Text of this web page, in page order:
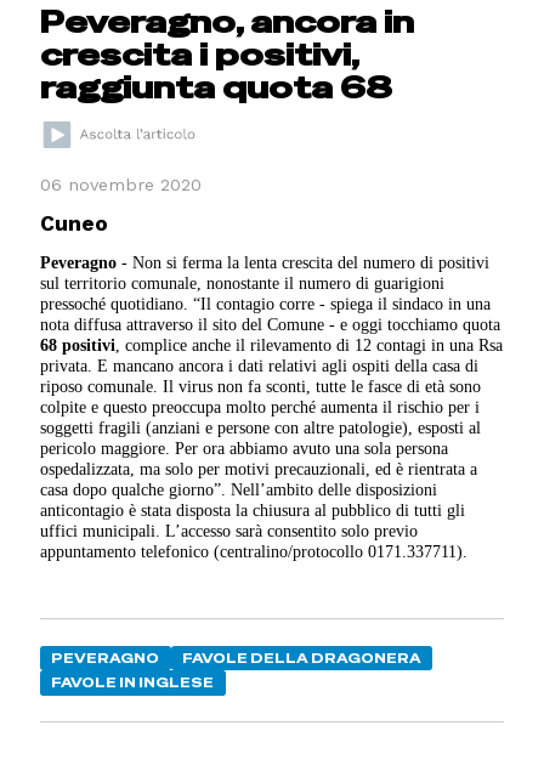
Peveragno, ancora in
crescita i positivi,
raggiunta quota 68
06 novembre 2020
Cuneo
Peveragno - Non si ferma la lenta crescita del numero di positivi
sul territorio comunale, nonostante il numero di guarigioni
pressoché quotidiano. “Il contagio corre - spiega il sindaco in una
nota diffusa attraverso il sito del Comune - e oggi tocchiamo quota
68 positivi , complice anche il rilevamento di 12 contagi in una Rsa
privata. E mancano ancora i dati relativi agli ospiti della casa di
riposo comunale. Il virus non fa sconti, tutte le fasce di età sono
colpite e questo preoccupa molto perché aumenta il rischio per i
soggetti fragili (anziani e persone con altre patologie), esposti al
pericolo maggiore. Per ora abbiamo avuto una sola persona
ospedalizzata, ma solo per motivi precauzionali, ed è rientrata a
casa dopo qualche giorno”. Nell’ambito delle disposizioni
anticontagio è stata disposta la chiusura al pubblico di tutti gli
uffici municipali. L’accesso sarà consentito solo previo
appuntamento telefonico (centralino/protocollo 0171.337711).
PEVERAGNO
FAVOLE DELLA DRAGONERA
FAVOLE IN INGLESE